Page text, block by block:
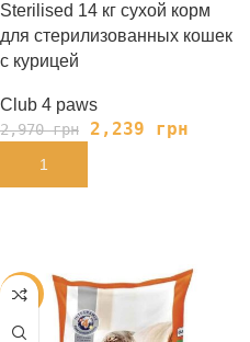
Sterilised 14 кг сухой корм
для стерилизованных кошек
с курицей
Club 4 paws
2,970грн 2,239 грн
В КОРЗИНУ
-20%